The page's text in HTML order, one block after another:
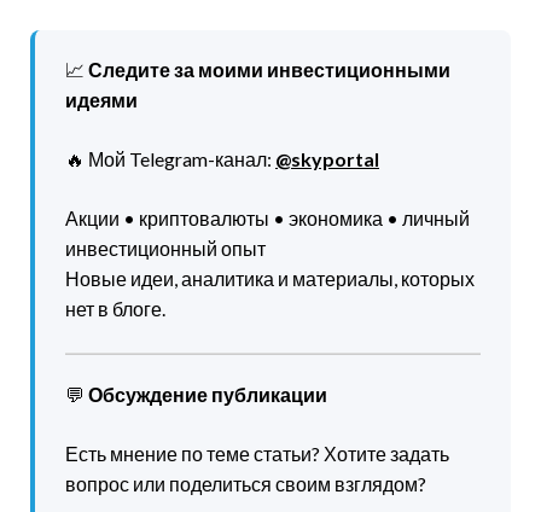
📈 Следите за моими инвестиционными
идеями
🔥 Мой Telegram-канал: @skyportal
Акции • криптовалюты • экономика • личный
инвестиционный опыт
Новые идеи, аналитика и материалы, которых
нет в блоге.
💬 Обсуждение публикации
Есть мнение по теме статьи? Хотите задать
вопрос или поделиться своим взглядом?